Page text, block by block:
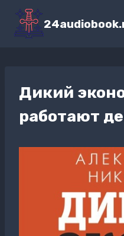
Перейти
содержимому
Дикий
работают